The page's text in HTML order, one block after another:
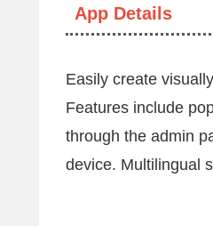
App Details
Easily create
Features include
through the admin
device. Multilingual